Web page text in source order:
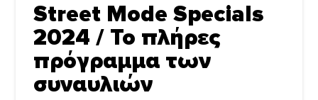
Street Mode Specials
2024 / To πλήρες
πρόγραμμα των
συναυλιών